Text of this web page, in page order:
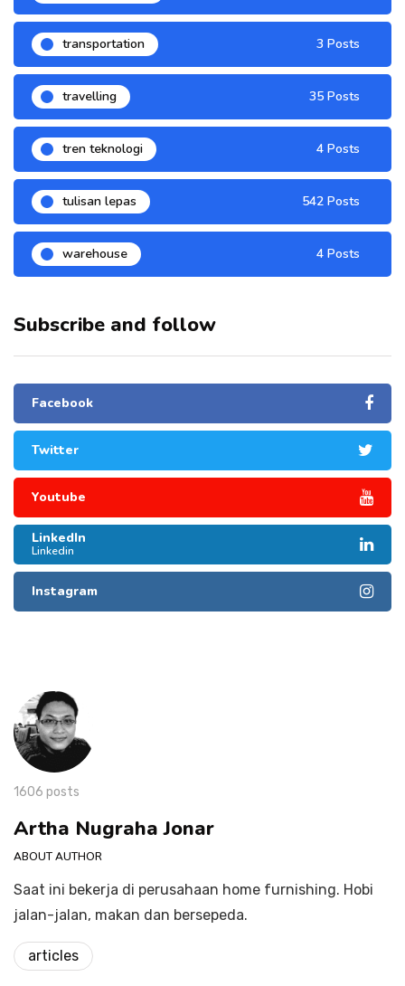
transportation 3 Posts
travelling 35 Posts
tren teknologi 4 Posts
tulisan lepas 542 Posts
warehouse 4 Posts
Subscribe and follow
Facebook
Twitter
Youtube
LinkedIn
Linkedin
Instagram
1606 posts
Artha Nugraha Jonar
ABOUT AUTHOR
Saat ini bekerja di perusahaan home furnishing. Hobi
jalan-jalan, makan dan bersepeda.
articles